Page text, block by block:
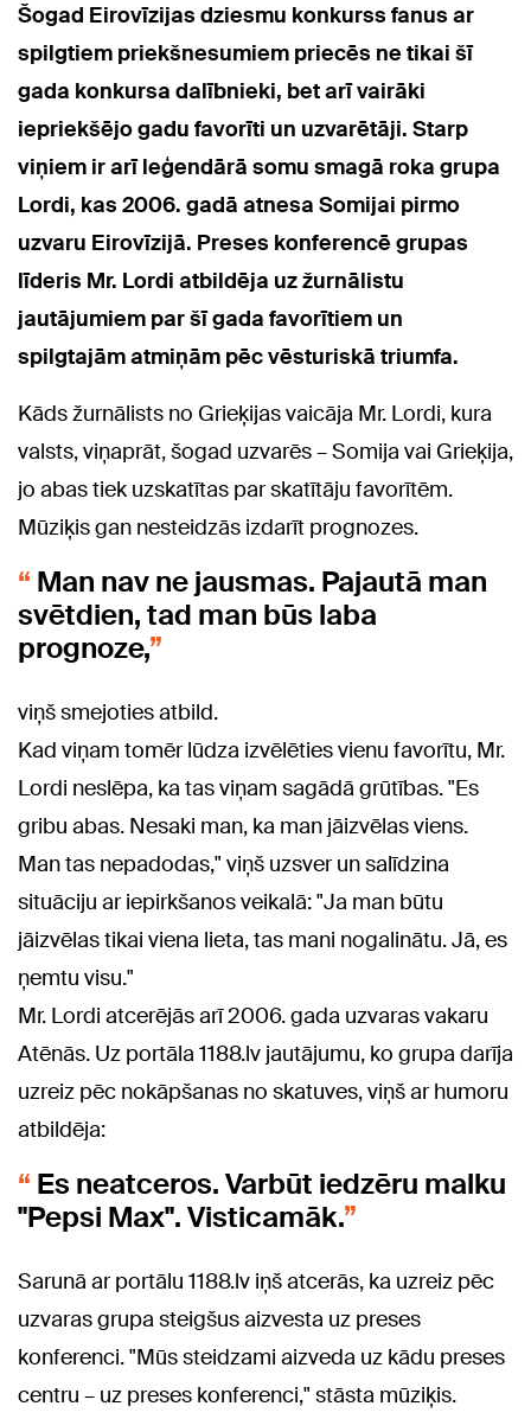
Šogad Eirovīzijas dziesmu konkurss fanus ar
spilgtiem priekšnesumiem priecēs ne tikai šī
gada konkursa dalībnieki, bet arī vairāki
iepriekšējo gadu favorīti un uzvarētāji. Starp
viņiem ir arī leģendārā somu smagā roka grupa
Lordi, kas 2006. gadā atnesa Somijai pirmo
uzvaru Eirovīzijā. Preses konferencē grupas
līderis Mr. Lordi atbildēja uz žurnālistu
jautājumiem par šī gada favorītiem un
spilgtajām atmiņām pēc vēsturiskā triumfa.
Kāds žurnālists no Grieķijas vaicāja Mr. Lordi, kura
valsts, viņaprāt, šogad uzvarēs – Somija vai Grieķija,
jo abas tiek uzskatītas par skatītāju favorītēm.
Mūziķis gan nesteidzās izdarīt prognozes.
Man nav ne jausmas. Pajautā man
svētdien, tad man būs laba
prognoze,
viņš smejoties atbild.
Kad viņam tomēr lūdza izvēlēties vienu favorītu, Mr.
Lordi neslēpa, ka tas viņam sagādā grūtības. "Es
gribu abas. Nesaki man, ka man jāizvēlas viens.
Man tas nepadodas," viņš uzsver un salīdzina
situāciju ar iepirkšanos veikalā: "Ja man būtu
jāizvēlas tikai viena lieta, tas mani nogalinātu. Jā, es
ņemtu visu."
Mr. Lordi atcerējās arī 2006. gada uzvaras vakaru
Atēnās. Uz portāla 1188.lv jautājumu, ko grupa darīja
uzreiz pēc nokāpšanas no skatuves, viņš ar humoru
atbildēja:
Es neatceros. Varbūt iedzēru malku
"Pepsi Max". Visticamāk.
Sarunā ar portālu 1188.lv iņš atcerās, ka uzreiz pēc
uzvaras grupa steigšus aizvesta uz preses
konferenci. "Mūs steidzami aizveda uz kādu preses
centru – uz preses konferenci," stāsta mūziķis.